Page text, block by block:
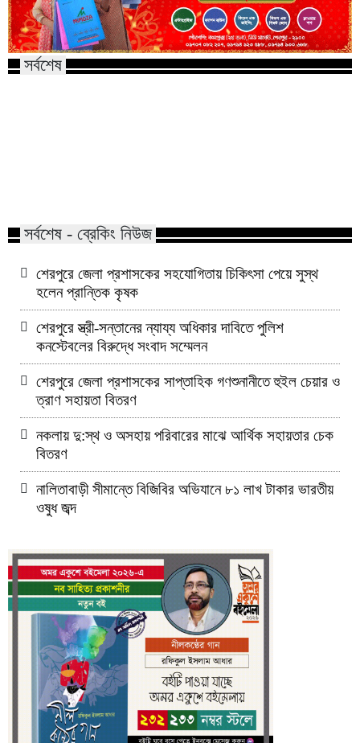
সর্বশেষ
সর্বশেষ - ব্রেকিং নিউজ
শেরপুরে জেলা প্রশাসকের সহযোগিতায় চিকিৎসা পেয়ে সুস্থ
হলেন প্রান্তিক কৃষক
শেরপুরে স্ত্রী-সন্তানের ন্যায্য অধিকার দাবিতে পুলিশ
কনস্টেবলের বিরুদ্ধে সংবাদ সম্মেলন
শেরপুরে জেলা প্রশাসকের সাপ্তাহিক গণশুনানীতে হুইল চেয়ার ও
ত্রাণ সহায়তা বিতরণ
নকলায় দু:স্থ ও অসহায় পরিবারের মাঝে আর্থিক সহায়তার চেক
বিতরণ
নালিতাবাড়ী সীমান্তে বিজিবির অভিযানে ৮১ লাখ টাকার ভারতীয়
ওষুধ জব্দ